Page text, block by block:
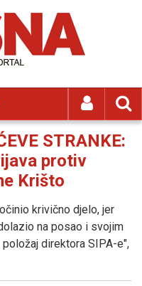
STRANKE:
protiv
Krišto
krivično djelo, jer
na posao i svojim
direktora SIPA-e",